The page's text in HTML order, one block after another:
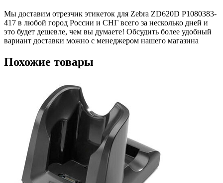
Мы доставим отрезчик этикеток для Zebra ZD620D P1080383-
417 в любой город России и СНГ всего за несколько дней и
это будет дешевле, чем вы думаете! Обсудить более удобный
вариант доставки можно с менеджером нашего магазина
Похожие товары